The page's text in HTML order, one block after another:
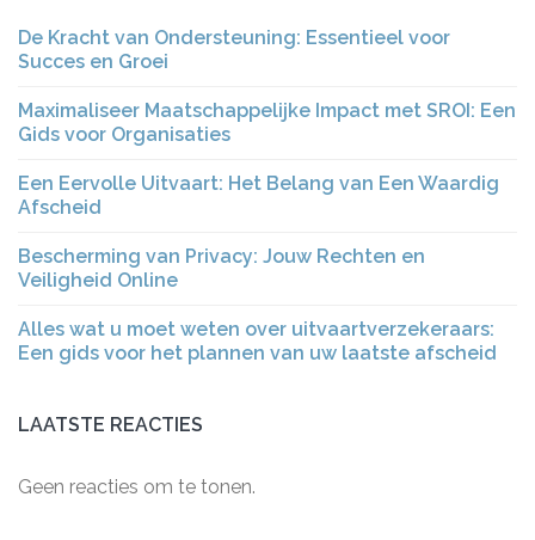
De Kracht van Ondersteuning: Essentieel voor
Succes en Groei
Maximaliseer Maatschappelijke Impact met SROI: Een
Gids voor Organisaties
Een Eervolle Uitvaart: Het Belang van Een Waardig
Afscheid
Bescherming van Privacy: Jouw Rechten en
Veiligheid Online
Alles wat u moet weten over uitvaartverzekeraars:
Een gids voor het plannen van uw laatste afscheid
LAATSTE REACTIES
Geen reacties om te tonen.